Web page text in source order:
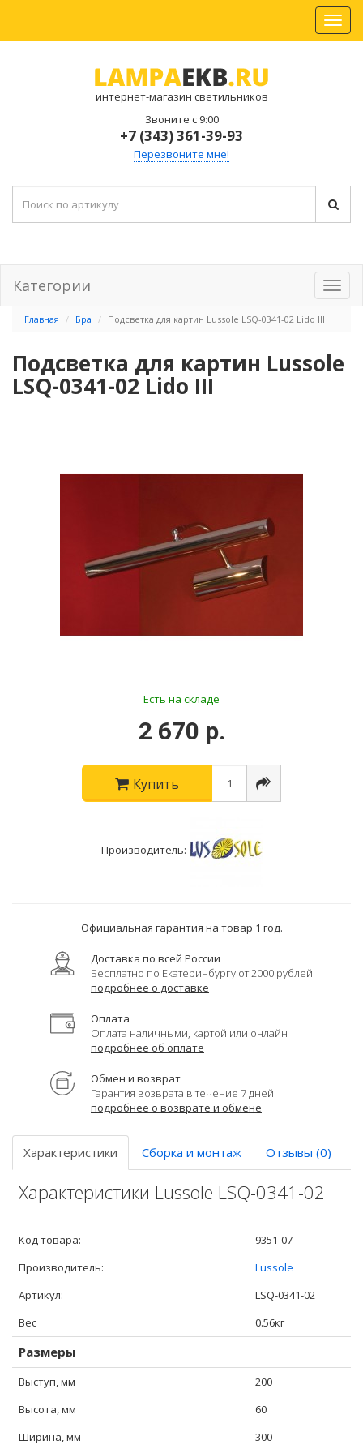
интернет-магазин светильников
Звоните с 9:00
+7 (343) 361-39-93
Перезвоните мне!
Категории
Главная Бра Подсветка для картин Lussole LSQ-0341-02 Lido III
Подсветка для картин Lussole
LSQ-0341-02 Lido III
Есть на складе
2 670 р.
Купить
Производитель:
Официальная гарантия на товар 1 год.
Доставка по всей России
Бесплатно по Екатеринбургу от 2000 рублей
подробнее о доставке
Оплата
Оплата наличными, картой или онлайн
подробнее об оплате
Обмен и возврат
Гарантия возврата в течение 7 дней
подробнее о возврате и обмене
Характеристики Сборка и монтаж Отзывы (0)
Характеристики Lussole LSQ-0341-02
Код товара:
9351-07
Производитель:
Lussole
Артикул:
LSQ-0341-02
Вес
0.56кг
Размеры
Выступ, мм
200
Высота, мм
60
Ширина, мм
300